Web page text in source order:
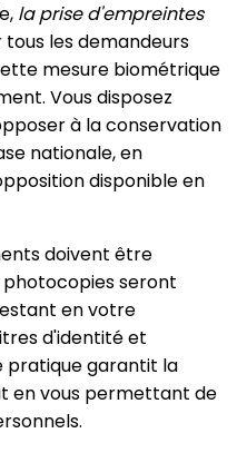
la prise d'empreintes
les demandeurs
mesure biométrique
Vous disposez
à la conservation
nationale, en
disponible en
doivent être
seront
en votre
d'identité et
pratique garantit la
en vous permettant de